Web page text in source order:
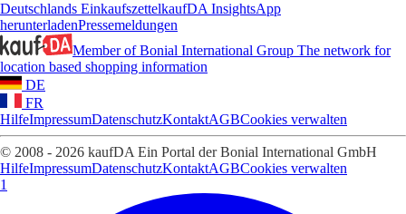
Deutschlands EinkaufszettelkaufDA InsightsApp
herunterladenPressemeldungen
Member of Bonial International Group The network for
location based shopping information
DE
FR
HilfeImpressumDatenschutzKontaktAGBCookies verwalten
© 2008 - 2026 kaufDA Ein Portal der Bonial International GmbH
HilfeImpressumDatenschutzKontaktAGBCookies verwalten
1